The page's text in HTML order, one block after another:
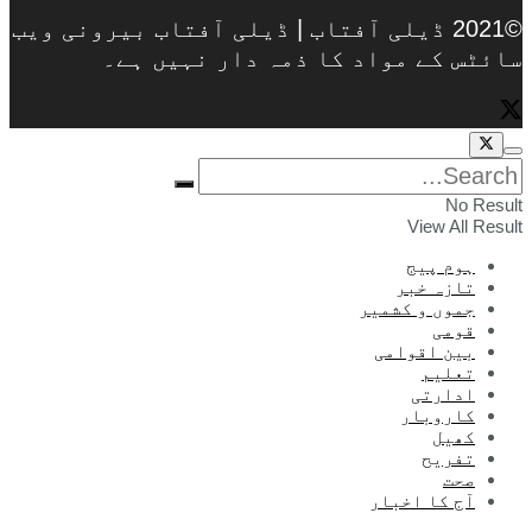
©2021 ڈیلی آفتاب | ڈیلی آفتاب بیرونی ویب
سائٹس کے مواد کا ذمہ دار نہیں ہے۔
No Result
View All Result
ہوم پیج
تازہ خبر
جموں و کشمیر
قومی
بین اقوامی
تعلیم
ادارتی
کاروبار
کھیل
تفریح
صحت
آج کا اخبار